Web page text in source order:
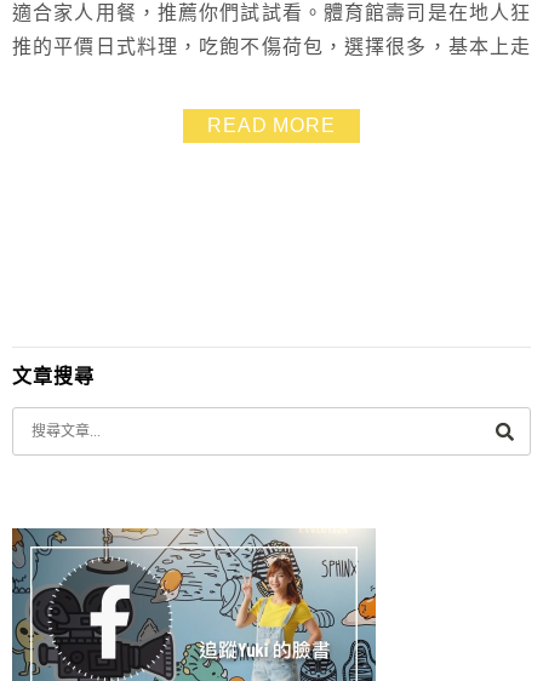
適合家人用餐，推薦你們試試看。體育館壽司是在地人狂
推的平價日式料理，吃飽不傷荷包，選擇很多，基本上走
的生魚片、捲壽司、握壽司都不貴，超有料味噌湯一碗只
要20元，然後對面就是停車場好方便！
READ MORE
文章搜尋